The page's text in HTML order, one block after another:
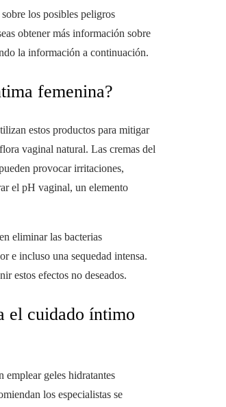
los posibles peligros
obtener más información sobre
la información a continuación.
femenina?
estos productos para mitigar
vaginal natural. Las cremas del
provocar irritaciones,
el pH vaginal, un elemento
eliminar las bacterias
e incluso una sequedad intensa.
estos efectos no deseados.
el cuidado íntimo
emplear geles hidratantes
los especialistas se